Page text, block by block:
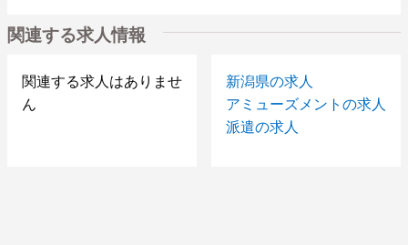
関連する求人情報
関連する求人はありませ
ん
新潟県の求人
アミューズメントの求人
派遣の求人